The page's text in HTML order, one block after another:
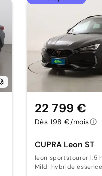
CUPRA Leon ST
leon sportstourer 1.5
Mild-hybride essence
22 799 €
Dès 198 €/mois